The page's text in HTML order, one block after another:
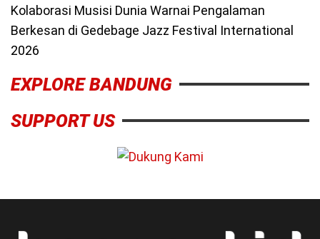
Kolaborasi Musisi Dunia Warnai Pengalaman
Berkesan di Gedebage Jazz Festival International
2026
EXPLORE BANDUNG
SUPPORT US